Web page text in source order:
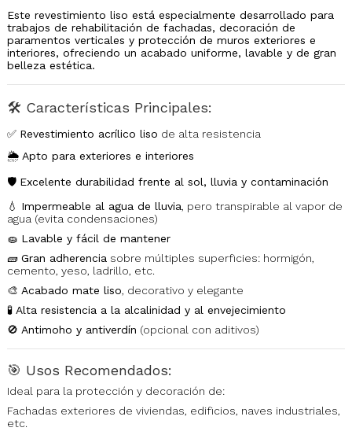
Este revestimiento liso está especialmente desarrollado para
trabajos de rehabilitación de fachadas, decoración de
paramentos verticales y protección de muros exteriores e
interiores, ofreciendo un acabado uniforme, lavable y de gran
belleza estética.
🛠️ Características Principales:
✅ Revestimiento acrílico liso de alta resistencia
🌦️ Apto para exteriores e interiores
🛡️ Excelente durabilidad frente al sol, lluvia y contaminación
💧 Impermeable al agua de lluvia, pero transpirable al vapor de
agua (evita condensaciones)
🧽 Lavable y fácil de mantener
🧱 Gran adherencia sobre múltiples superficies: hormigón,
cemento, yeso, ladrillo, etc.
🎨 Acabado mate liso, decorativo y elegante
🧪 Alta resistencia a la alcalinidad y al envejecimiento
🚫 Antimoho y antiverdín (opcional con aditivos)
🎯 Usos Recomendados:
Ideal para la protección y decoración de:
Fachadas exteriores de viviendas, edificios, naves industriales,
etc.